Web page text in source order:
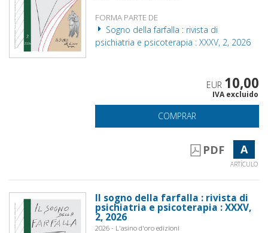
FORMA PARTE DE
Sogno della farfalla : rivista di
psichiatria e psicoterapia : XXXV, 2, 2026
EUR 10,00
IVA excluido
COMPRAR
PDF A
ARTÍCULO
Il sogno della farfalla : rivista di
psichiatria e psicoterapia : XXXV,
2, 2026
2026 - L'asino d'oro edizioni